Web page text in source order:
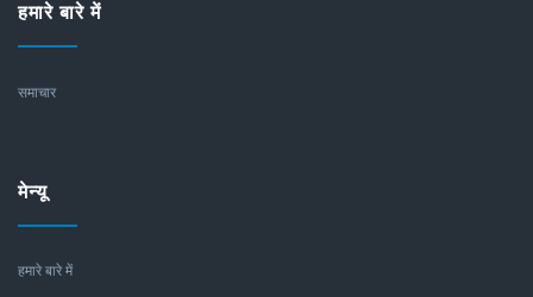
हमारे बारे में
समाचार
मेन्यू
हमारे बारे में